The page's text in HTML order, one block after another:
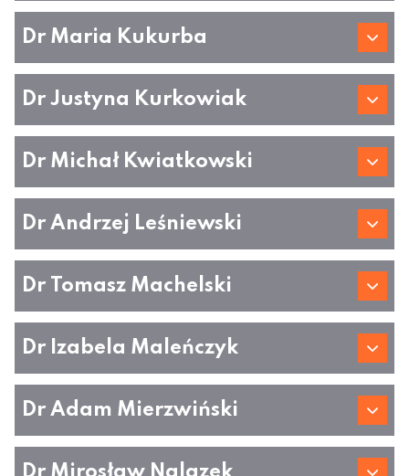
Dr Maria Kukurba
Dr Justyna Kurkowiak
Dr Michał Kwiatkowski
Dr Andrzej Leśniewski
Dr Tomasz Machelski
Dr Izabela Maleńczyk
Dr Adam Mierzwiński